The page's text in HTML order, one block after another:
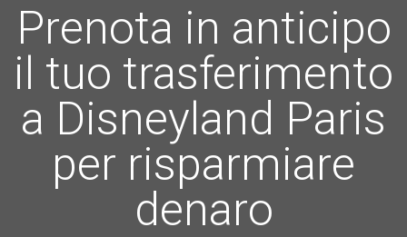
Prenota in anticipo
il tuo trasferimento
a Disneyland Paris
per risparmiare
denaro